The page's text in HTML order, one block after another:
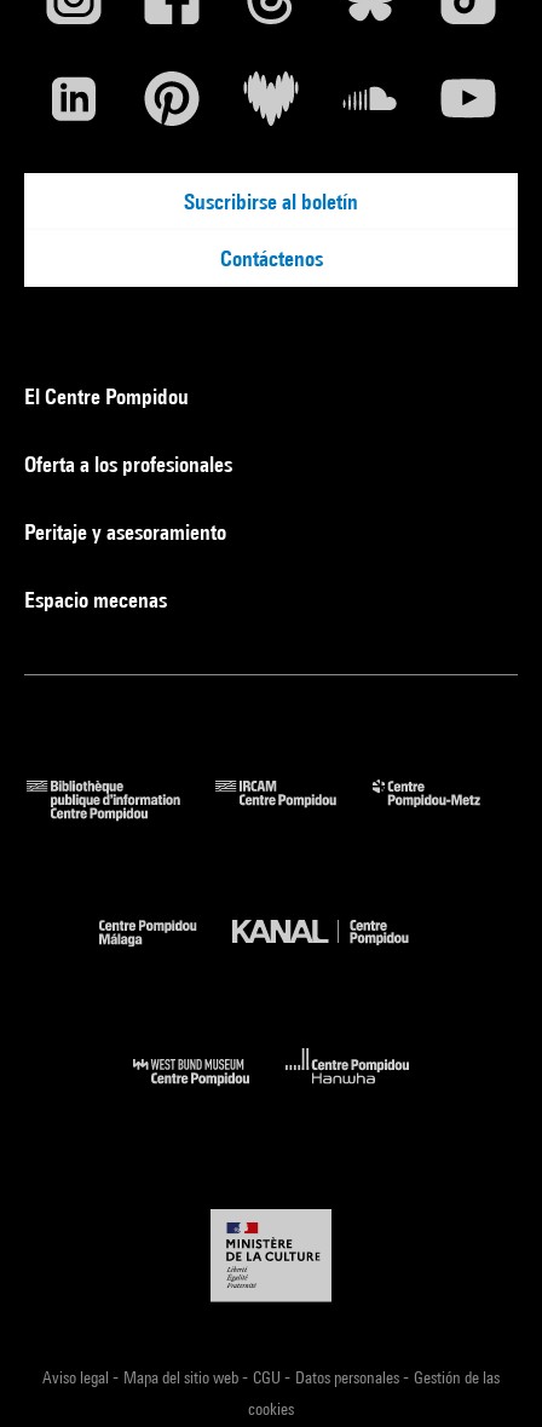
Suscribirse al boletín
Contáctenos
El Centre Pompidou
Oferta a los profesionales
Peritaje y asesoramiento
Espacio mecenas
Aviso legal - Mapa del sitio web- CGU - Datos personales- Gestión de las
cookies